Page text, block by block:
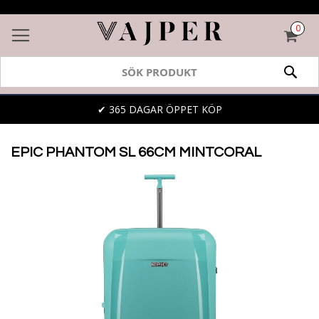
0
✔ 365 DAGAR ÖPPET KÖP
EPIC PHANTOM SL 66CM MINTCORAL